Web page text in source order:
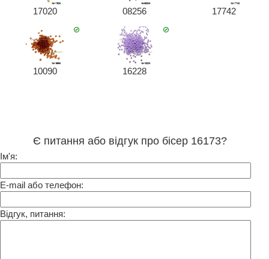
17020 08256 17742
10090 16228
Є питання або відгук про бісер 16173?
Ім'я:
E-mail або телефон:
Відгук, питання: